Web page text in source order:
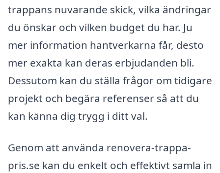
trappans nuvarande skick, vilka ändringar
du önskar och vilken budget du har. Ju
mer information hantverkarna får, desto
mer exakta kan deras erbjudanden bli.
Dessutom kan du ställa frågor om tidigare
projekt och begära referenser så att du
kan känna dig trygg i ditt val.
Genom att använda renovera-trappa-
pris.se kan du enkelt och effektivt samla in